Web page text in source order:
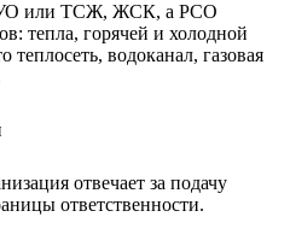
УО или ТСЖ, ЖСК, а РСО
тепла, горячей и холодной
теплосеть, водоканал, газовая
отвечает за подачу
ответственности.